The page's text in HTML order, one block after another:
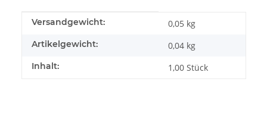
Produkteigenschaft
Wert
Versandgewicht: 0,05 kg
Artikelgewicht: 0,04 kg
Inhalt: 1,00 Stück